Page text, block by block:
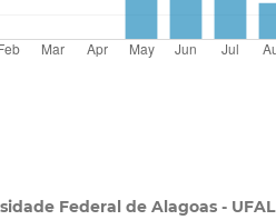
Federal de Alagoas - UFAL